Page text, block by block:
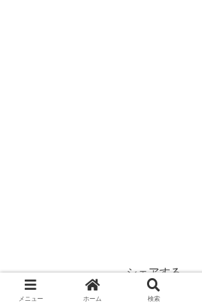
シェアする
Facebook
メニュー ホーム 検索